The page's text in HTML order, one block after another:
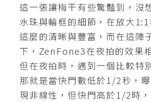
這一張讓梅干有些驚豔到，沒
水珠與輪框的細節，在放大
這麼的清晰與豐富，而在這陣
下，ZenFone3在夜拍的效果
但在夜拍時，遇到一個比較特
那就是當快門數低於1/2秒，
現非線性，但快門高於1/2時